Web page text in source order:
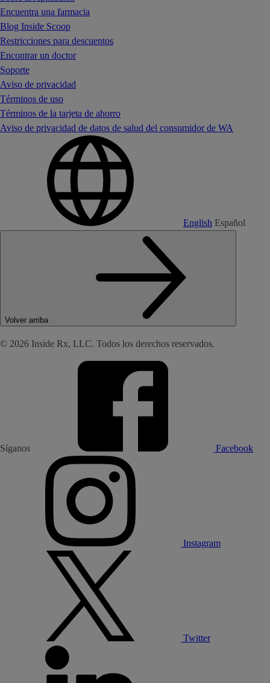
Encuentra una farmacia
Blog Inside Scoop
Restricciones para descuentos
Encontrar un doctor
Soporte
Aviso de privacidad
Términos de uso
Términos de la tarjeta de ahorro
Aviso de privacidad de datos de salud del consumidor de WA
English Español
Volver arriba
© 2026 Inside Rx, LLC. Todos los derechos reservados.
Síganos Facebook
Instagram
Twitter